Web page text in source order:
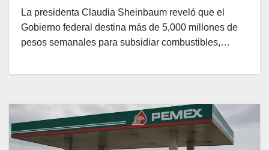
La presidenta Claudia Sheinbaum reveló que el
Gobierno federal destina más de 5,000 millones de
pesos semanales para subsidiar combustibles,…